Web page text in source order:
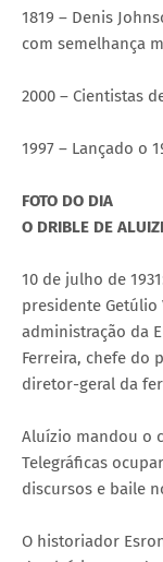
1819 – Denis
com semelhança
2000 – Cientistas
1997 – Lançado o
FOTO DO DIA
O DRIBLE DE
10 de julho de
presidente Getúlio
administração da
Ferreira, chefe do
diretor-geral da
Aluízio mandou o
Telegráficas
discursos e baile
O historiador